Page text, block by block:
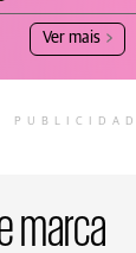
Ver mais
marca